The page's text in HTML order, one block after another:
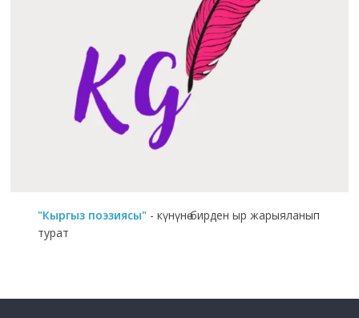
"Кыргыз поэзиясы" - күнүнө бирден ыр жарыяланып
турат